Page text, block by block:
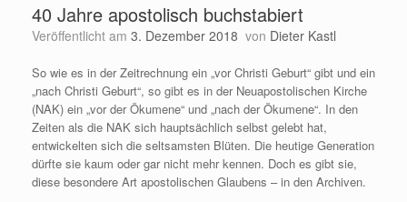
40 Jahre apostolisch buchstabiert
Veröffentlicht am 3. Dezember 2018 von Dieter Kastl
So wie es in der Zeitrechnung ein „vor Christi Geburt“ gibt und ein
„nach Christi Geburt“, so gibt es in der Neuapostolischen Kirche
(NAK) ein „vor der Ökumene“ und „nach der Ökumene“. In den
Zeiten als die NAK sich hauptsächlich selbst gelebt hat,
entwickelten sich die seltsamsten Blüten. Die heutige Generation
dürfte sie kaum oder gar nicht mehr kennen. Doch es gibt sie,
diese besondere Art apostolischen Glaubens – in den Archiven.